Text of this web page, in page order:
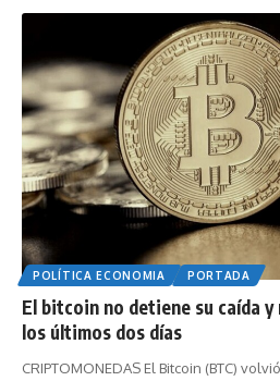
POLÍTICA ECONOMIA PORTADA
El bitcoin no detiene su caída
los últimos dos días
CRIPTOMONEDAS El Bitcoin (BTC)